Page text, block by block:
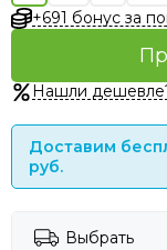
+691 бонус за
Нашли
Доставим
руб.
Выбрать